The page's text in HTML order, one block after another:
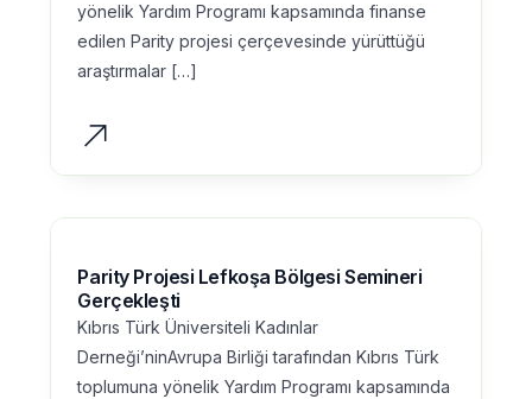
yönelik Yardım Programı kapsamında finanse
edilen Parity projesi çerçevesinde yürüttüğü
araştırmalar […]
Parity Projesi Lefkoşa Bölgesi Semineri
Gerçekleşti
Kıbrıs Türk Üniversiteli Kadınlar
Derneği’ninAvrupa Birliği tarafından Kıbrıs Türk
toplumuna yönelik Yardım Programı kapsamında